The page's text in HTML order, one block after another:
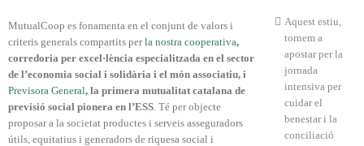
MutualCoop es fonamenta en el conjunt de valors i
criteris generals compartits perla nostra cooperativa,
corredoria per excel·lència especialitzada en el sector
de l’economia social i solidària i el món associatiu, i
Previsora General, la primera mutualitat catalana de
previsió social pionera en l’ESS. Té per objecte
proposar a la societat productes i serveis asseguradors
útils, equitatius i generadors de riquesa social i
Aquest estiu,
tornem a
apostar per la
jornada
intensiva per
cuidar el
benestar i la
conciliació